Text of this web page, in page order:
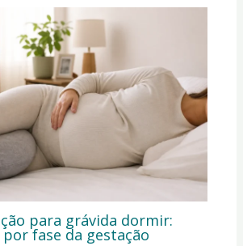
para grávida dormir:
fase da gestação